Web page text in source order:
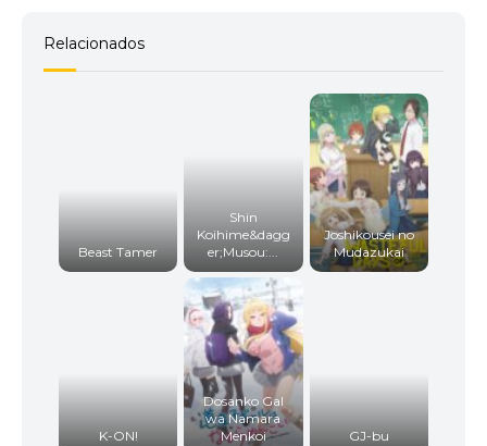
Relacionados
Beast Tamer
Shin
Koihime&dagg
er;Musou:...
Joshikousei no
Mudazukai
K-ON!
Dosanko Gal
wa Namara
Menkoi
GJ-bu